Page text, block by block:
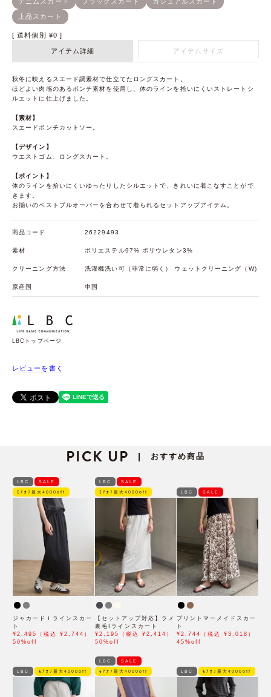
送料個別 ¥0
アイテム詳細 アイテムサイズ
秋冬に映えるスエード調素材で仕立てたロングスカート。
ほどよい肉感のあるポンチ素材を使用し、体のラインを拾いにくいストレートシ
ルエットに仕上げました。
【素材】
スエードポンチカットソー。
【デザイン】
ウエストゴム、ロングスカート。
【ポイント】
体のラインを拾いにくいゆったりしたシルエットで、きれいに着こなすことがで
きます。
お揃いのベストプルオーバーを合わせて着られるセットアップアイテム。
商品コード 26229493
素材 ポリエステル97% ポリウレタン3%
クリーニング方法 洗濯機洗い可（非常に弱く） ウェットクリーニング（W)
原産国 中国
LBCトップページ
レビューを書く
PICK UP | おすすめ商品
LBC SALE
ﾓｱｵﾌ最大4000off
ジャカードＩラインスカー
ト
¥2,495（税込 ¥2,744）
50%off
LBC SALE
ﾓｱｵﾌ最大4000off
【セットアップ対応】ラメ
裏毛Iラインスカート
¥2,195（税込 ¥2,414）
50%off
LBC SALE
プリントマーメイドスカー
ト
¥2,744（税込 ¥3,018）
45%off
LBC ﾓｱｵﾌ最大4000off
LBC SALE
ﾓｱｵﾌ最大4000off LBC ﾓｱｵﾌ最大4000off